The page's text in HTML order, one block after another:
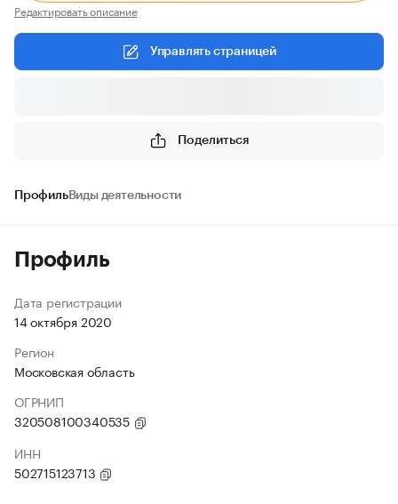
Редактировать описание
Управлять страницей
Поделиться
ПрофильВиды деятельности
Профиль
Дата регистрации
14 октября 2020
Регион
Московская область
ОГРНИП
320508100340535
ИНН
502715123713